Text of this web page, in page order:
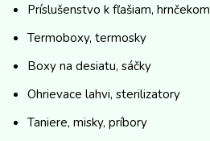
Príslušenstvo k fľašiam, hrnčekom
Termoboxy, termosky
Boxy na desiatu, sáčky
Ohrievace lahvi, sterilizatory
Taniere, misky, príbory